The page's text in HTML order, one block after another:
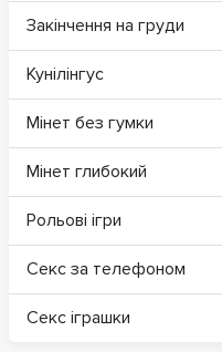
Закінчення на груди
Кунілінгус
Мінет без гумки
Мінет глибокий
Рольові ігри
Секс за телефоном
Секс іграшки